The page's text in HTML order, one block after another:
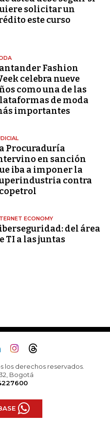
solicitar un
este curso
Fashion
celebra nueve
como una de las
de moda
importantes
Procuraduría
en sanción
iba a imponer la
contra
ECONOMY
del área
TI a las juntas
los derechos reservados.
Bogotá